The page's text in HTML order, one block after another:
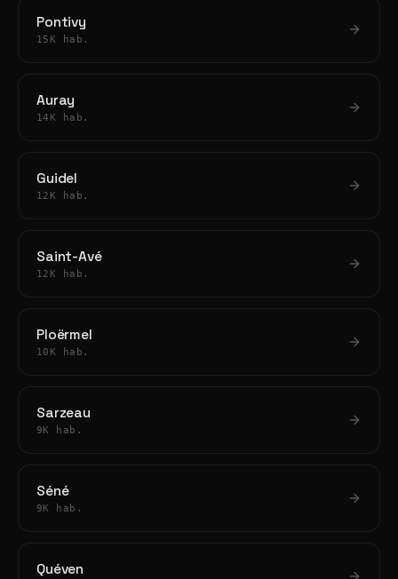
Pontivy
15K hab.
Auray
14K hab.
Guidel
12K hab.
Saint-Avé
12K hab.
Ploërmel
10K hab.
Sarzeau
9K hab.
Séné
9K hab.
Quéven